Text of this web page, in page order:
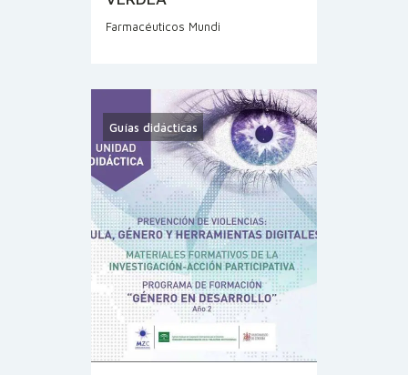
Farmacéuticos Mundi
Guías didácticas